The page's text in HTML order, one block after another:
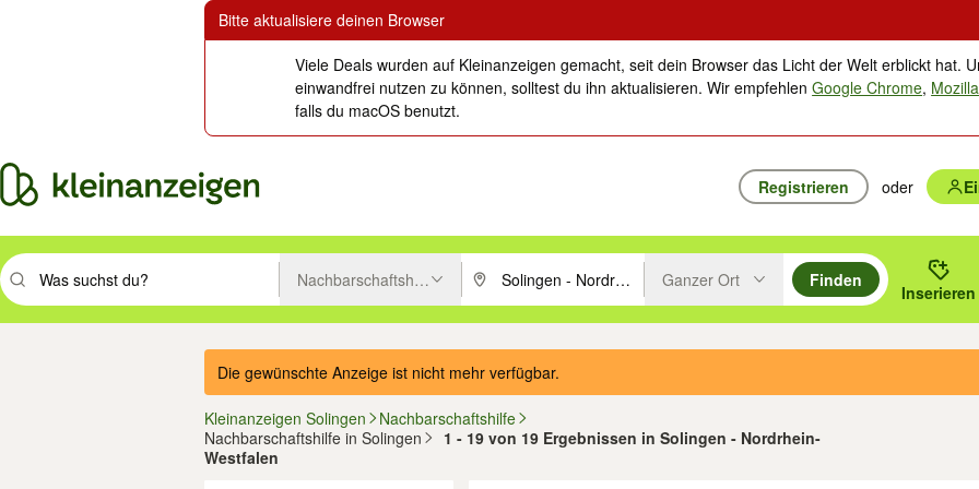
Bitte aktualisiere deinen Browser
Viele Deals wurden auf Kleinanzeigen gemacht, seit dein Browser das Licht der Welt erblickt hat.
einwandfrei nutzen zu können, solltest du ihn aktualisieren. Wir empfehlenGoogle Chrome,
falls du macOS benutzt.
Registrieren oder
Suchbegriff eingeben. Eingabetaste drücken um zu suchen, oder Vorschläge mit den Pfeiltasten nach oben/unten durchsuchen und mit
Nachbarschaftshilfe PLZ oder Ort eingeben. Eingabetaste drücken um zu suchen, oder
Ganzer Ort
Finden
Inserieren
Die gewünschte Anzeige ist nicht mehr verfügbar.
Kleinanzeigen Solingen
Nachbarschaftshilfe
Nachbarschaftshilfe in Solingen
1 - 19 von 19 Ergebnissen in Solingen - Nordrhein-
Westfalen